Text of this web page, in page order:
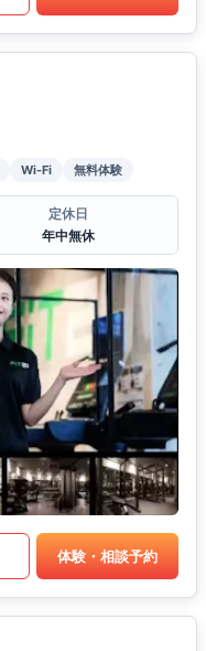
Wi-Fi 無料体験
定休日
年中無休
体験・相談予約